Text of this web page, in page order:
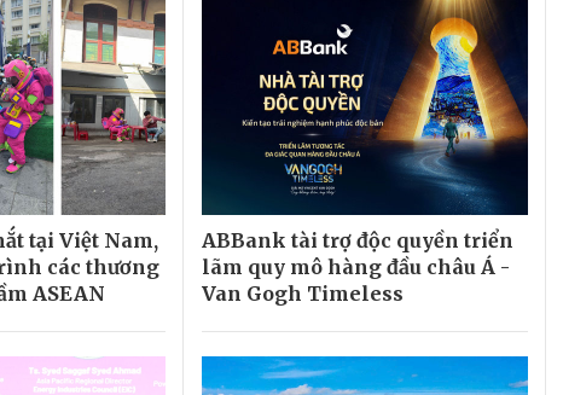
tại Việt Nam,
các thương
ASEAN
ABBank tài trợ độc quyền triển
lãm quy mô hàng đầu châu Á -
Van Gogh Timeless